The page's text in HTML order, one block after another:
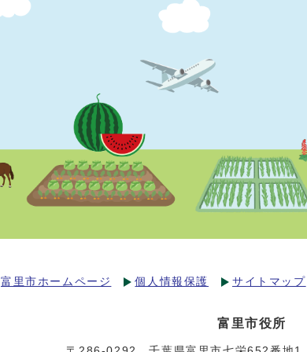
富里市ホームページ 個人情報保護 サイトマップ
富里市役所